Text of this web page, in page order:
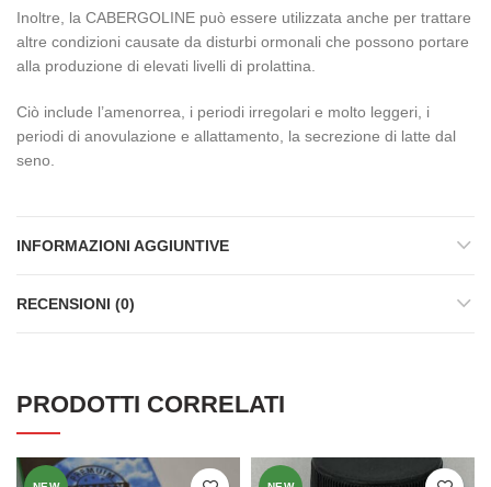
Inoltre, la CABERGOLINE può essere utilizzata anche per trattare
altre condizioni causate da disturbi ormonali che possono portare
alla produzione di elevati livelli di prolattina.
Ciò include l’amenorrea, i periodi irregolari e molto leggeri, i
periodi di anovulazione e allattamento, la secrezione di latte dal
seno.
INFORMAZIONI AGGIUNTIVE
RECENSIONI (0)
PRODOTTI CORRELATI